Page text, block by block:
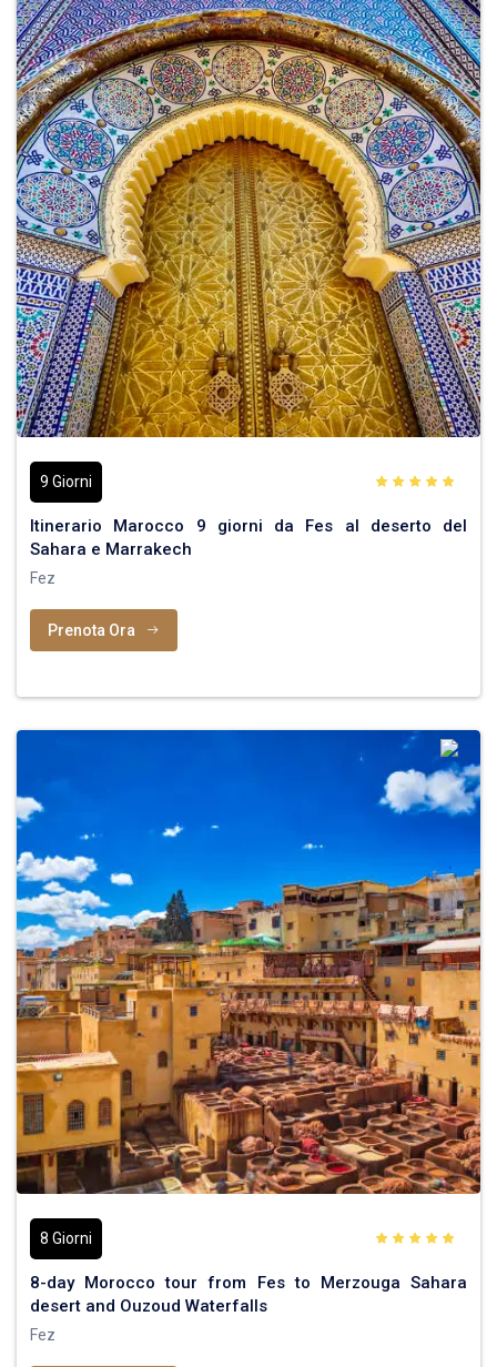
9 Giorni
Itinerario Marocco 9 giorni da Fes al deserto del
Sahara e Marrakech
Fez
Prenota Ora
8 Giorni
8-day Morocco tour from Fes to Merzouga Sahara
desert and Ouzoud Waterfalls
Fez